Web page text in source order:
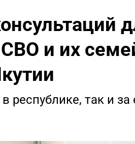
и их
республике, так и